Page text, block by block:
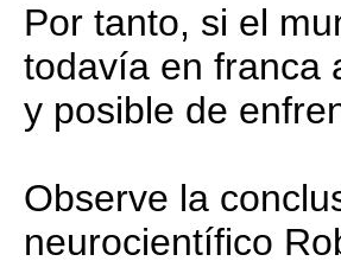
Por tanto, si el
todavía en franca
y posible de
Observe la
neurocientífico